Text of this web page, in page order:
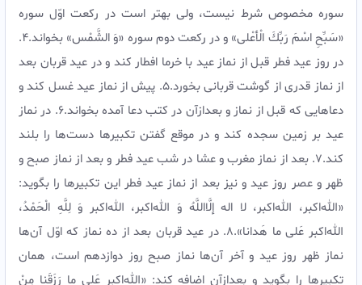
سوره مخصوص شرط نيست، ولى بهتر است در ركعت اوّل سوره
«سَبِّحِ اسْمَ رَبِّكَ الْأعْلى‏» و در ركعت دوم سوره «وَ الشَّمْس» بخواند.4.
در روز عيد فطر قبل از نماز عيد با خرما افطار كند و در عيد قربان بعد
از نماز قدرى از گوشت قربانى بخورد.5. پيش از نماز عيد غسل كند و
دعاهايى كه قبل از نماز و بعدازآن در كتب دعا آمده بخواند.6. در نماز
عيد بر زمين سجده كند و در موقع گفتن تكبيرها دست‌ها را بلند
كند.7. بعد از نماز مغرب و عشا در شب عيد فطر و بعد از نماز صبح و
ظهر و عصر روز عيد و نيز بعد از نماز عيد فطر اين تكبيرها را بگويد:
«الله‌اکبر، الله‌اکبر، لا اله إلَّااللَّهُ وَ الله‌اکبر، الله‌اکبر وَ لِلَّهِ الْحَمْدُ،
الله‌اکبر عَلى ما هَدانا».8. در عيد قربان بعد از ده نماز كه اوّل آن‌ها
نماز ظهر روز عيد و آخر آن‌ها نماز صبح روز دوازدهم است، همان
تكبيرها را بگويد و بعدازآن اضافه كند: «الله‌اکبر عَلى‏ ما رَزَقَنا مِنْ